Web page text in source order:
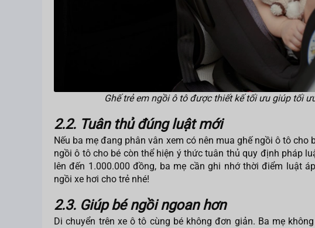
Ghế trẻ em ngồi ô tô được thiết kế tối ưu giúp tối
2.2. Tuân thủ đúng luật mới
Nếu ba mẹ đang phân vân xem có nên mua ghế ngồi ô tô cho
ngồi ô tô cho bé còn thể hiện ý thức tuân thủ quy định pháp
lên đến 1.000.000 đồng, ba mẹ cần ghi nhớ thời điểm luật
ngồi xe hơi cho trẻ nhé!
2.3. Giúp bé ngồi ngoan hơn
Di chuyển trên xe ô tô cùng bé không đơn giản. Ba mẹ